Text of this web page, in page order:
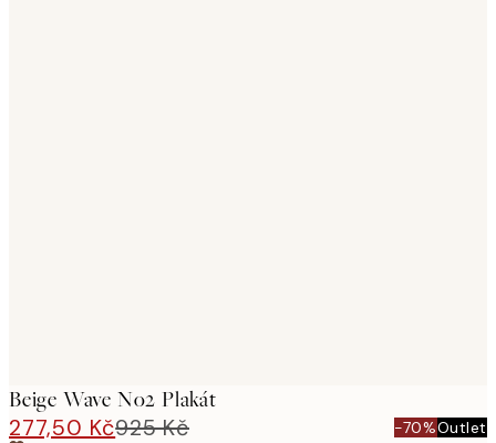
Beige Wave No2 Plakát
277,50 Kč925 Kč -70%Outlet